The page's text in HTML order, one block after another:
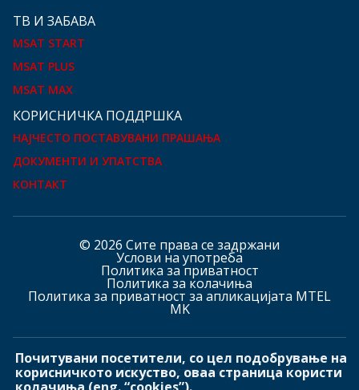
ТВ И ЗАБАВА
MSAT START
MSAT PLUS
MSAT MAX
КOРИСНИЧКА ПОДДРШКА
НАЈЧЕСТО ПОСТАВУВАНИ ПРАШАЊА
ДОКУМЕНТИ И УПАТСТВА
КОНТАКТ
© 2026 Сите права се задржани
Услови на употреба
Политика за приватност
Политика за колачиња
Политика за приватност за апликацијата MTEL
MK
Hашите страници
Почитувани посетители, со цел подобрување на
корисничкото искуство, оваа страница користи